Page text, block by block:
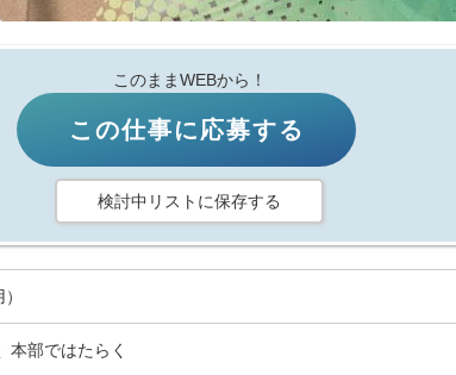
このままWEBから！
この仕事に応募する
検討中リストに保存する
本部ではたらく